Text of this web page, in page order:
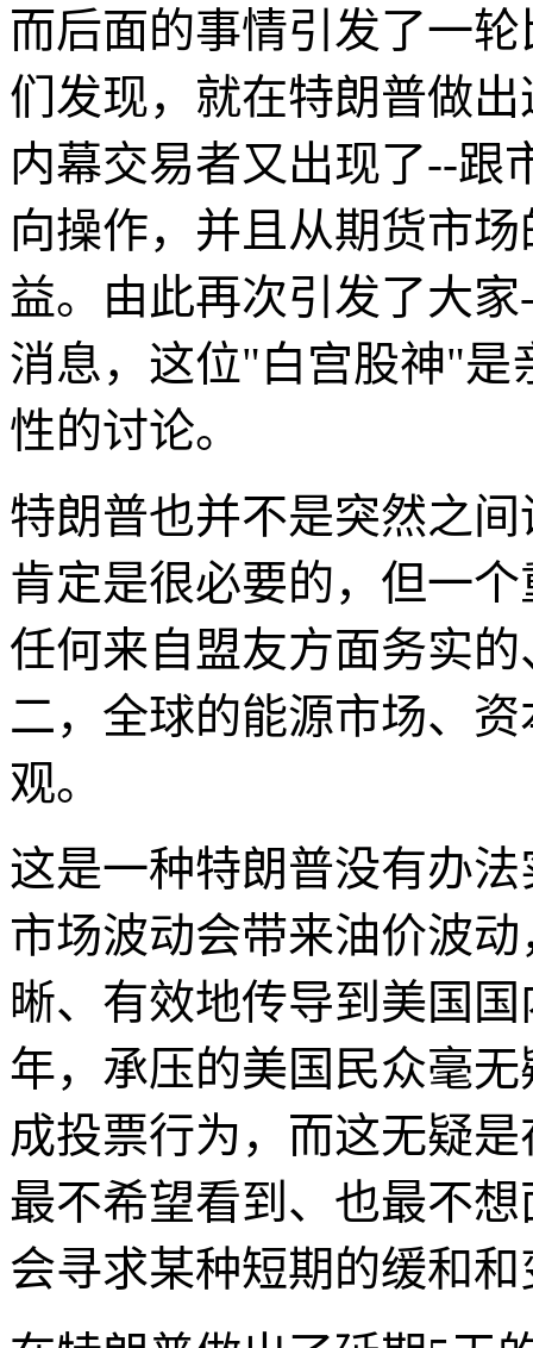
而后面的事情引发了一
们发现，就在特朗普做
内幕交易者又出现了--跟
向操作，并且从期货市
益。由此再次引发了大
消息，这位"白宫股神"是
性的讨论。
特朗普也并不是突然之
肯定是很必要的，但一
任何来自盟友方面务实
二，全球的能源市场、
观。
这是一种特朗普没有办
市场波动会带来油价波
晰、有效地传导到美国
年，承压的美国民众毫
成投票行为，而这无疑
最不希望看到、也最不
会寻求某种短期的缓和